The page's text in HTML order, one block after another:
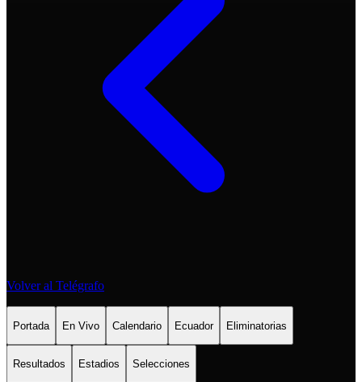
Volver al Telégrafo
Portada En Vivo Calendario Ecuador Eliminatorias
Resultados Estadios Selecciones